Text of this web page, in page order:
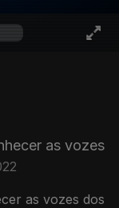
as vozes
as vozes dos